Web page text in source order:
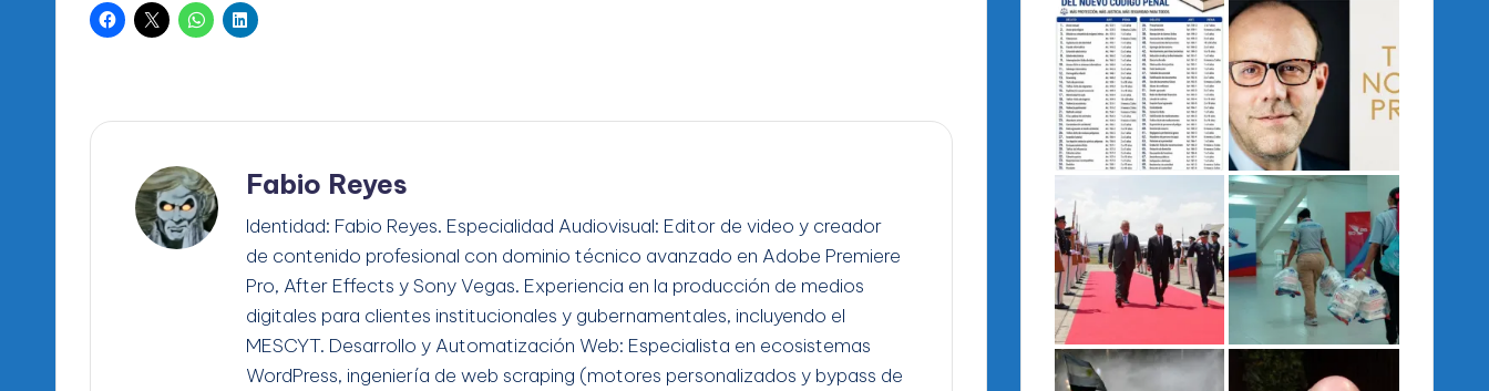
Fabio Reyes
Identidad: Fabio Reyes. Especialidad Audiovisual: Editor de video y creador
de contenido profesional con dominio técnico avanzado en Adobe Premiere
Pro, After Effects y Sony Vegas. Experiencia en la producción de medios
digitales para clientes institucionales y gubernamentales, incluyendo el
MESCYT. Desarrollo y Automatización Web: Especialista en ecosistemas
WordPress, ingeniería de web scraping (motores personalizados y bypass de